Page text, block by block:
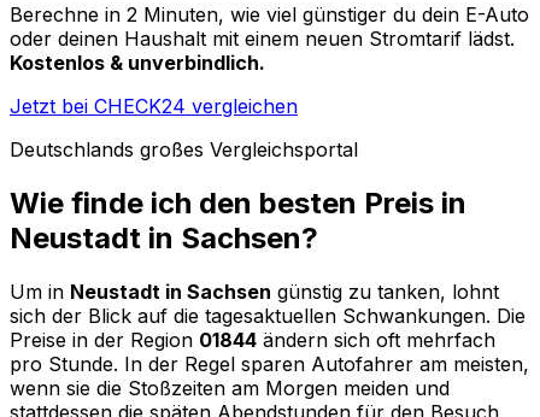
Berechne in 2 Minuten, wie viel günstiger du dein E-Auto
oder deinen Haushalt mit einem neuen Stromtarif lädst.
Kostenlos & unverbindlich.
Jetzt bei CHECK24 vergleichen
Deutschlands großes Vergleichsportal
Wie finde ich den besten Preis in
Neustadt in Sachsen?
Um in Neustadt in Sachsen günstig zu tanken, lohnt
sich der Blick auf die tagesaktuellen Schwankungen. Die
Preise in der Region 01844 ändern sich oft mehrfach
pro Stunde. In der Regel sparen Autofahrer am meisten,
wenn sie die Stoßzeiten am Morgen meiden und
stattdessen die späten Abendstunden für den Besuch